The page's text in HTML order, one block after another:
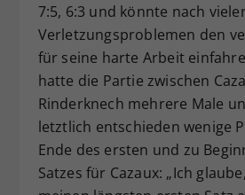
7:5, 6:3 und könnte nach
Verletzungsproblemen den
für seine harte Arbeit
hatte die Partie zwischen
Rinderknech mehrere Male
letztlich entschieden wenige
Ende des ersten und zu
Satzes für Cazaux: „Ich